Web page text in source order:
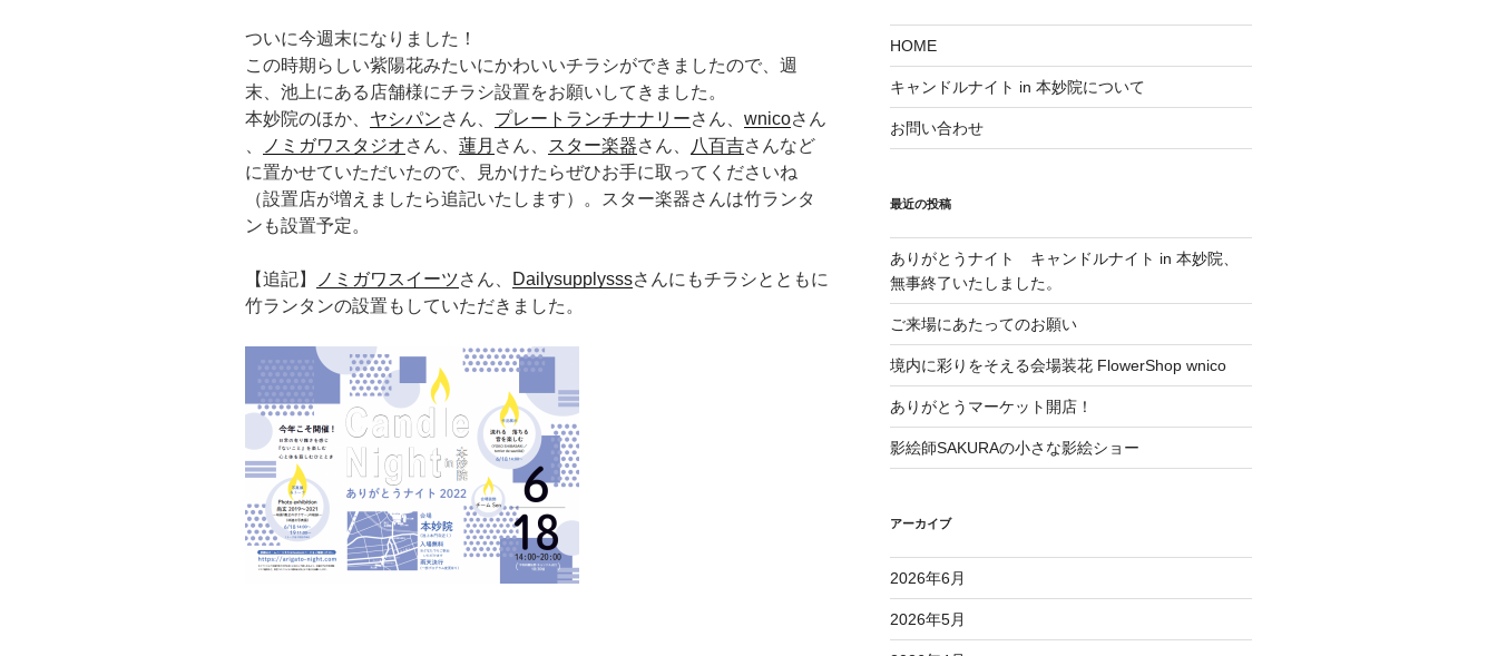
ついに今週末になりました！
この時期らしい紫陽花みたいにかわいいチラシができましたので、週
末、池上にある店舗様にチラシ設置をお願いしてきました。
本妙院のほか、 ヤシパンさん、 プレートランチナナリーさん、 wnicoさん
ノミガワスタジオさん、 蓮月 さん、 スター楽器さん、 八百吉さんなど
に置かせていただいたので、見かけたらぜひお手に取ってくださいね
（設置店が増えましたら追記いたします）。スター楽器さんは竹ランタ
ンも設置予定。
【追記】 ノミガワスイーツさん、 Dailysupplysssさんにもチラシとともに
竹ランタンの設置もしていただきました。
HOME
キャンドルナイト in 本妙院について
お問い合わせ
最近の投稿
ありがとうナイト キャンドルナイト in 本妙院、
無事終了いたしました。
ご来場にあたってのお願い
境内に彩りをそえる会場装花 FlowerShop wnico
ありがとうマーケット開店！
影絵師SAKURAの小さな影絵ショー
アーカイブ
2026年6月
2026年5月